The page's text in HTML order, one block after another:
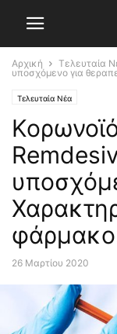
Αρχική Τελευταία
υποσχόμενο για
Τελευταία Νέα
26 Μαρτίου 2020